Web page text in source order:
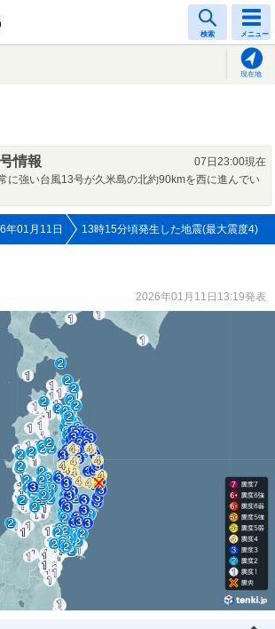
検索 メニュー
現在地
情報
07日23:00現在
に強い台風13号が久米島の北約90kmを西に進んでい
年01月11日 13時15分頃発生した地震(最大震度4)
2026年01月11日13:19発表